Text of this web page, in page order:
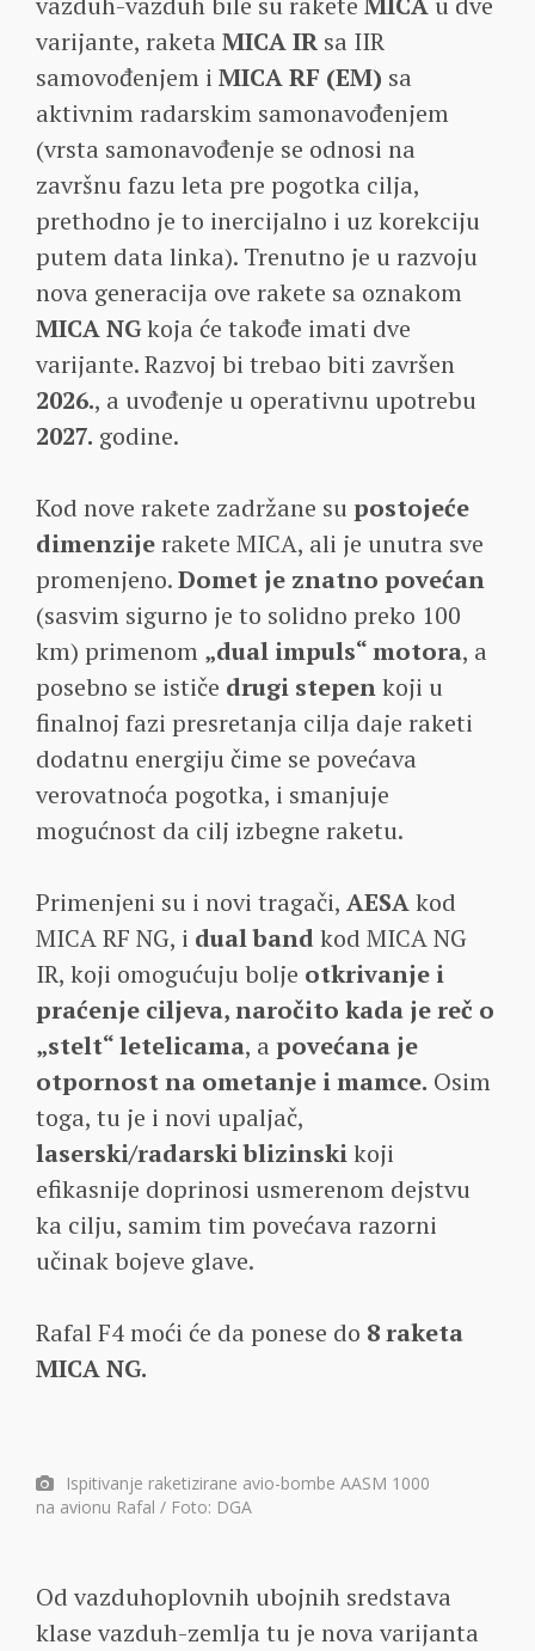
varijante, raketa MICA IR sa IIR
samovođenjem i MICA RF (EM) sa
aktivnim radarskim samonavođenjem
(vrsta samonavođenje se odnosi na
završnu fazu leta pre pogotka cilja,
prethodno je to inercijalno i uz korekciju
putem data linka). Trenutno je u razvoju
nova generacija ove rakete sa oznakom
MICA NGkoja će takođe imati dve
varijante. Razvoj bi trebao biti završen
2026., a uvođenje u operativnu upotrebu
2027. godine.
Kod nove rakete zadržane su postojeće
dimenzijerakete MICA, ali je unutra sve
promenjeno.Domet je znatno povećan
(sasvim sigurno je to solidno preko 100
km) primenom „dual impuls“ motora, a
posebno se ističe drugi stepenkoji u
finalnoj fazi presretanja cilja daje raketi
dodatnu energiju čime se povećava
verovatnoća pogotka, i smanjuje
mogućnost da cilj izbegne raketu.
Primenjeni su i novi tragači, AESAkod
MICA RF NG, i dual bandkod MICA NG
IR, koji omogućuju bolje otkrivanje i
praćenje ciljeva, naročito kada je reč o
„stelt“ letelicama, a povećana je
otpornost na ometanje i mamce. Osim
toga, tu je i novi upaljač,
laserski/radarski blizinskikoji
efikasnije doprinosi usmerenom dejstvu
ka cilju, samim tim povećava razorni
učinak bojeve glave.
Rafal F4 moći će da ponese do 8 raketa
MICA NG.
Ispitivanje raketizirane avio-bombe AASM 1000
na avionu Rafal / Foto: DGA
Od vazduhoplovnih ubojnih sredstava
klase vazduh-zemlja tu je nova varijanta